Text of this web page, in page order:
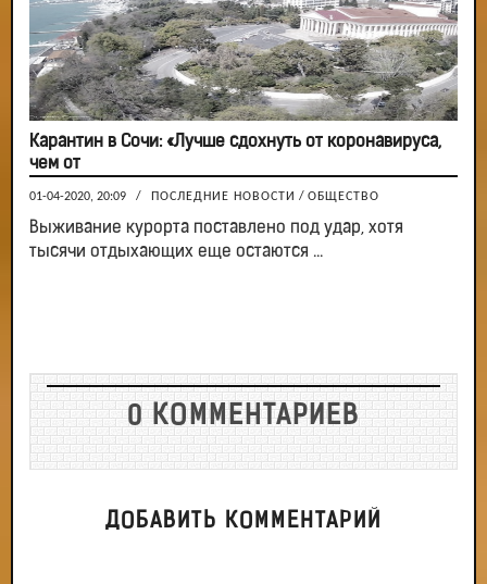
Карантин в Сочи: «Лучше сдохнуть от коронавируса,
чем от
01-04-2020, 20:09 / ПОСЛЕДНИЕ НОВОСТИ / ОБЩЕСТВО
Выживание курорта поставлено под удар, хотя
тысячи отдыхающих еще остаются ...
0 КОММЕНТАРИЕВ
ДОБАВИТЬ КОММЕНТАРИЙ